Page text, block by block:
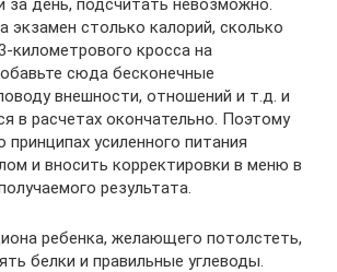
экзамен столько калорий, сколько
километрового кросса на
сюда бесконечные
внешности, отношений и т.д. и
в расчетах окончательно. Поэтому
принципах усиленного питания
и вносить корректировки в меню в
результата.
ребенка, желающего потолстеть,
белки и правильные углеводы.